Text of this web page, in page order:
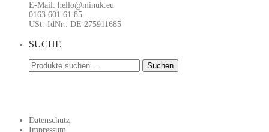
E-Mail: hello@minuk.eu
0163.601 61 85
USt.-IdNr.: DE 275911685
SUCHE
Suchen
nach:
Suchen
Datenschutz
Impressum